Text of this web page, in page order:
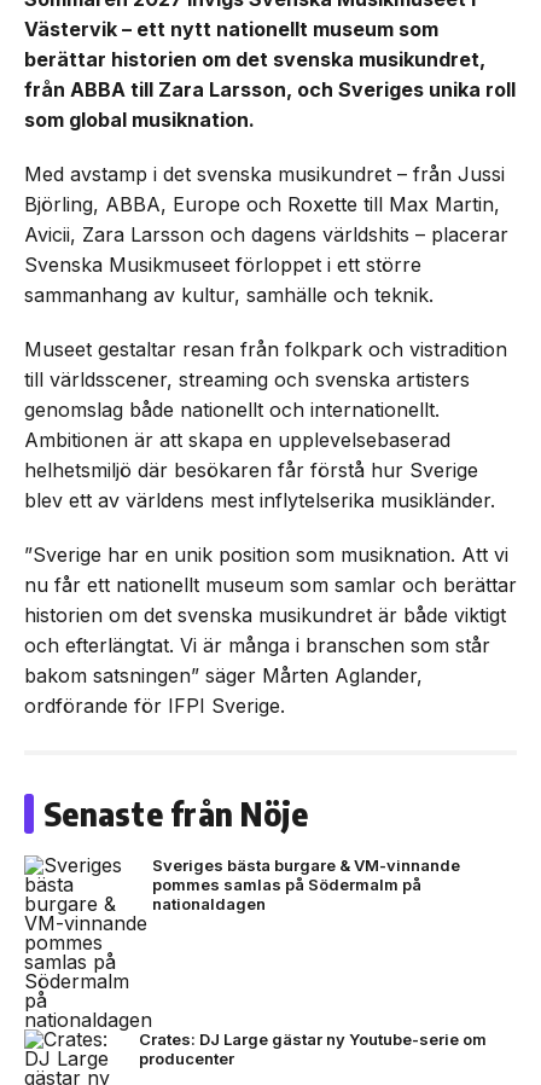
Västervik – ett nytt nationellt museum som
berättar historien om det svenska musikundret,
från ABBA till Zara Larsson, och Sveriges unika roll
som global musiknation.
Med avstamp i det svenska musikundret – från Jussi
Björling, ABBA, Europe och Roxette till Max Martin,
Avicii, Zara Larsson och dagens världshits – placerar
Svenska Musikmuseet förloppet i ett större
sammanhang av kultur, samhälle och teknik.
Museet gestaltar resan från folkpark och vistradition
till världsscener, streaming och svenska artisters
genomslag både nationellt och internationellt.
Ambitionen är att skapa en upplevelsebaserad
helhetsmiljö där besökaren får förstå hur Sverige
blev ett av världens mest inflytelserika musikländer.
”Sverige har en unik position som musiknation. Att vi
nu får ett nationellt museum som samlar och berättar
historien om det svenska musikundret är både viktigt
och efterlängtat. Vi är många i branschen som står
bakom satsningen” säger Mårten Aglander,
ordförande för IFPI Sverige.
Senaste från Nöje
Sveriges bästa burgare & VM-vinnande
pommes samlas på Södermalm på
nationaldagen
Crates: DJ Large gästar ny Youtube-serie om
producenter